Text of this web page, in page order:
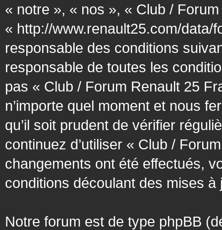
« notre », « nos », « Club /
« http://www.renault25.com/data/
responsable des conditions
responsable de toutes les
pas « Club / Forum Renault 25
n’importe quel moment et nous
qu’il soit prudent de vérifier
continuez d’utiliser « Club /
changements ont été effectués,
conditions découlant des mises
Notre forum est de type phpBB